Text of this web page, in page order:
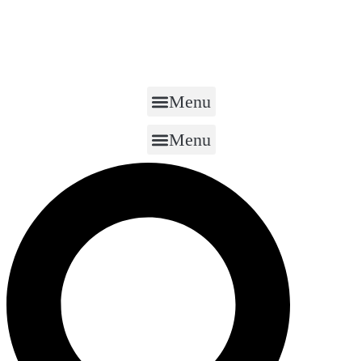
Menu
Menu